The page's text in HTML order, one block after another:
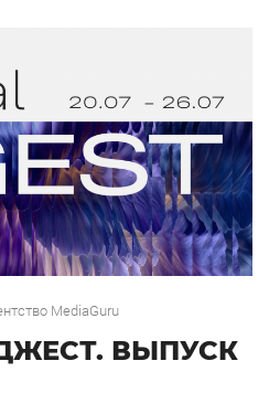
MediaGuru
ВЫПУСК